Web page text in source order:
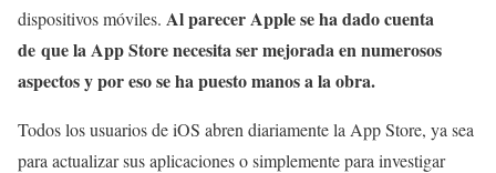
dispositivos móviles. Al parecer Apple se ha dado cuenta
de que la App Store necesita ser mejorada en numerosos
aspectos y por eso se ha puesto manos a la obra.
Todos los usuarios de iOS abren diariamente la App Store, ya sea
para actualizar sus aplicaciones o simplemente para investigar